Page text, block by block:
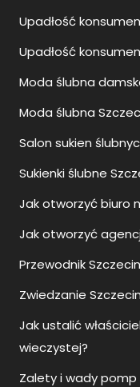
Upadłość
Upadłość
Moda ślubna
Moda ślubna
Salon sukien
Sukienki ślubne
Jak otworzyć biuro
Jak otworzyć
Przewodnik Szczecin
Zwiedzanie Szczecin
Jak ustalić
wieczystej?
Zalety i wady pomp